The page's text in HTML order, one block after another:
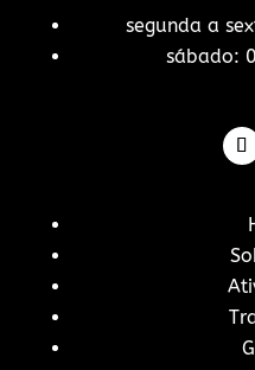
segunda a
sábado: